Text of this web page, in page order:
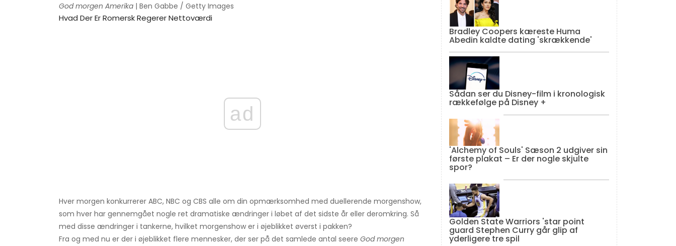
God morgen Amerika | Ben Gabbe / Getty Images
Hvad Der Er Romersk Regerer Nettoværdi
ad
Hver morgen konkurrerer ABC, NBC og CBS alle om din opmærksomhed med duellerende morgenshow,
som hver har gennemgået nogle ret dramatiske ændringer i løbet af det sidste år eller deromkring. Så
med disse ændringer i tankerne, hvilket morgenshow er i øjeblikket øverst i pakken?
Fra og med nu er der i øjeblikket flere mennesker, der ser på det samlede antal seere God morgen
Bradley Coopers kæreste Huma
Abedin kaldte dating 'skrækkende'
Sådan ser du Disney-film i kronologisk
rækkefølge på Disney +
'Alchemy of Souls' Sæson 2 udgiver sin
første plakat – Er der nogle skjulte
spor?
Golden State Warriors 'star point
guard Stephen Curry går glip af
yderligere tre spil